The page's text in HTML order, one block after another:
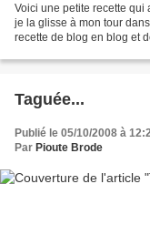
Voici une petite recette
je la glisse à mon tour
recette de blog en blog et
Taguée...
Publié le 05/10/2008 à
Par Pioute Brode